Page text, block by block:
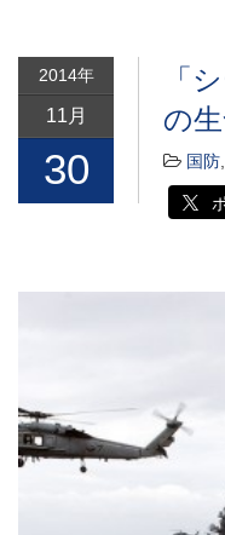
2014年
11月
30
「
の
国防